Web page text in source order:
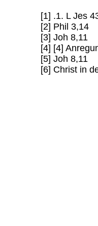
[1] .1. L Jes
[2] Phil 3,14
[3] Joh 8,11
[4] [4]
[5] Joh 8,11
[6] Christ in